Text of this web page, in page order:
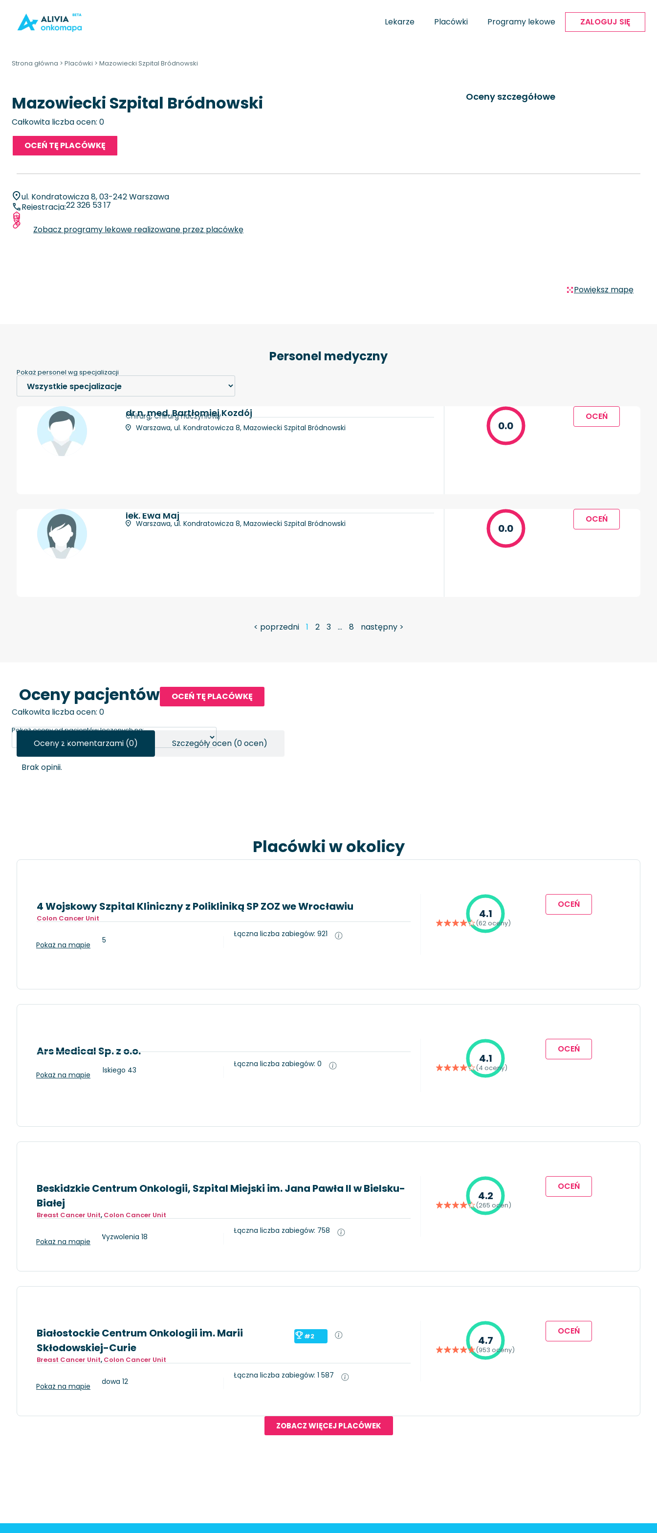
Lekarze Placówki Programy lekowe ZALOGUJ SIĘ
Strona główna > Placówki > Mazowiecki Szpital Bródnowski
Mazowiecki Szpital Bródnowski
Całkowita liczba ocen: 0
OCEŃ TĘ PLACÓWKĘ
Oceny szczegółowe
ul. Kondratowicza 8, 03-242 Warszawa
Rejestracja:22 326 53 17
Zobacz specjalizacje oraz liczby zabiegów
Zobacz programy lekowe realizowane przez placówkę
Powiększ mapę
Personel medyczny
Pokaż personel wg specjalizacji
dr n. med. Bartłomiej Kozdój
Chirurg, Chirurg naczyniowy
Warszawa, ul. Kondratowicza 8, Mazowiecki Szpital Bródnowski
0.0
OCEŃ
lek. Ewa Maj
Warszawa, ul. Kondratowicza 8, Mazowiecki Szpital Bródnowski 0.0
OCEŃ
< poprzedni 1 2 3 … 8 następny >
Oceny pacjentów
OCEŃ TĘ PLACÓWKĘ
Całkowita liczba ocen: 0
Pokaż oceny od pacjentów leczonych na:
Oceny z komentarzami (0) Szczegóły ocen (0 ocen)
Brak opinii.
Placówki w okolicy
4 Wojskowy Szpital Kliniczny z Polikliniką SP ZOZ we Wrocławiu
Colon Cancer Unit
Wrocław, Weigla 5
Pokaż na mapie
Łączna liczba zabiegów: 921
4.1
(62 oceny)
OCEŃ
Ars Medical Sp. z o.o.
Piła, Al. Wojska Polskiego 43
Pokaż na mapie
Łączna liczba zabiegów: 0 4.1
(4 oceny)
OCEŃ
Beskidzkie Centrum Onkologii, Szpital Miejski im. Jana Pawła II w Bielsku-
Białej
Breast Cancer Unit, Colon Cancer Unit
Bielsko-Biała, ul. Wyzwolenia 18
Pokaż na mapie
Łączna liczba zabiegów: 758
4.2
(265 ocen)
OCEŃ
Białostockie Centrum Onkologii im. Marii
Skłodowskiej-Curie
#2
Breast Cancer Unit, Colon Cancer Unit
Białystok, ul.Ogrodowa 12
Pokaż na mapie
Łączna liczba zabiegów: 1 587
4.7
(953 oceny)
OCEŃ
ZOBACZ WIĘCEJ PLACÓWEK